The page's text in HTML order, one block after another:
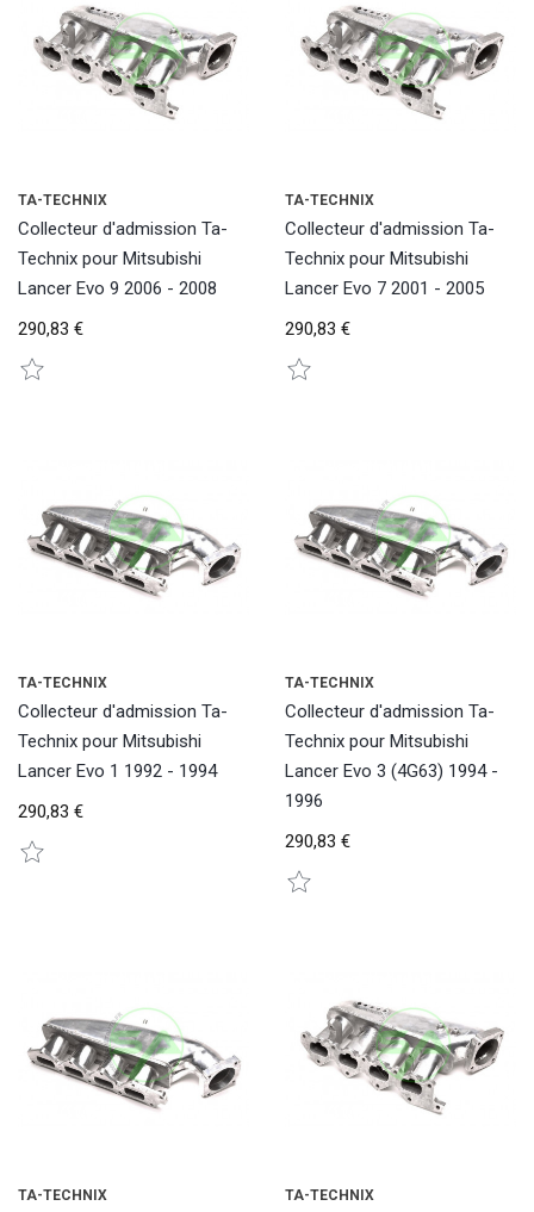
TA-TECHNIX
Collecteur d'admission Ta-
Technix pour Mitsubishi
Lancer Evo 9 2006 - 2008
290,83 €
TA-TECHNIX
Collecteur d'admission Ta-
Technix pour Mitsubishi
Lancer Evo 7 2001 - 2005
290,83 €
TA-TECHNIX
Collecteur d'admission Ta-
Technix pour Mitsubishi
Lancer Evo 1 1992 - 1994
290,83 €
TA-TECHNIX
Collecteur d'admission Ta-
Technix pour Mitsubishi
Lancer Evo 3 (4G63) 1994 -
1996
290,83 €
TA-TECHNIX TA-TECHNIX